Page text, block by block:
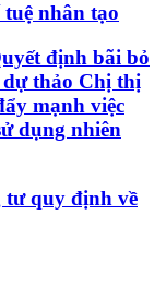
nhân tạo
định bãi bỏ
thảo Chị thị
mạnh việc
dụng nhiên
tư quy định về